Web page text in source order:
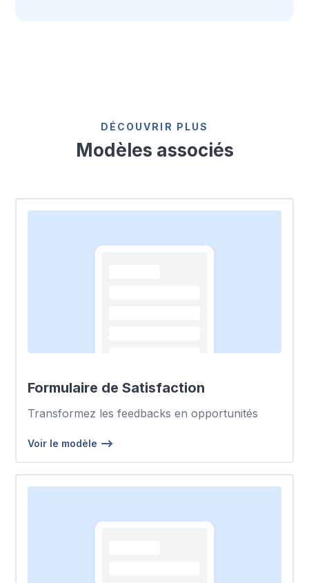
DÉCOUVRIR PLUS
Modèles associés
Formulaire de Satisfaction
Transformez les feedbacks en opportunités
Voir le modèle